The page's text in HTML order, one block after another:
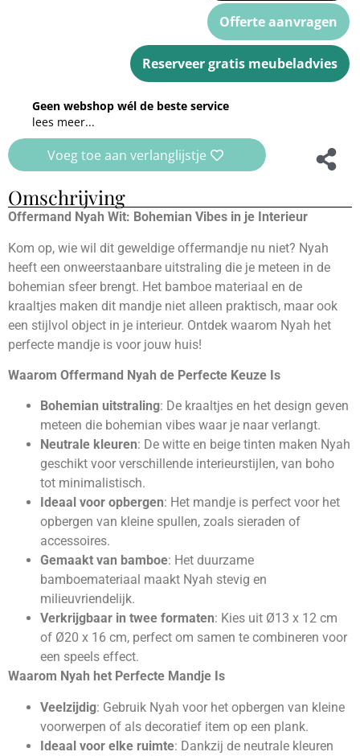
Offerte aanvragen
Reserveer gratis meubeladvies
Geen webshop wél de beste service
lees meer...
Voeg toe aan verlanglijstje
Omschrijving
Offermand Nyah Wit: Bohemian Vibes in je Interieur
Kom op, wie wil dit geweldige offermandje nu niet? Nyah
heeft een onweerstaanbare uitstraling die je meteen in de
bohemian sfeer brengt. Het bamboe materiaal en de
kraaltjes maken dit mandje niet alleen praktisch, maar ook
een stijlvol object in je interieur. Ontdek waarom Nyah het
perfecte mandje is voor jouw huis!
Waarom Offermand Nyah de Perfecte Keuze Is
Bohemian uitstraling: De kraaltjes en het design geven
meteen die bohemian vibes waar je naar verlangt.
Neutrale kleuren: De witte en beige tinten maken Nyah
geschikt voor verschillende interieurstijlen, van boho
tot minimalistisch.
Ideaal voor opbergen: Het mandje is perfect voor het
opbergen van kleine spullen, zoals sieraden of
accessoires.
Gemaakt van bamboe: Het duurzame
bamboemateriaal maakt Nyah stevig en
milieuvriendelijk.
Verkrijgbaar in twee formaten: Kies uit Ø13 x 12 cm
of Ø20 x 16 cm, perfect om samen te combineren voor
een speels effect.
Waarom Nyah het Perfecte Mandje Is
Veelzijdig: Gebruik Nyah voor het opbergen van kleine
voorwerpen of als decoratief item op een plank.
Ideaal voor elke ruimte: Dankzij de neutrale kleuren